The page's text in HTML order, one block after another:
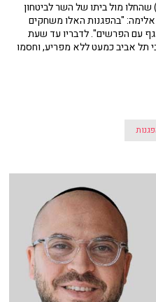
מול ביתו של השר לביטחון
"בהפגנות האלו משחקים
עם הפרשים". לדבריו עד שעת
תל אביב כמעט ללא מפריע, וחסמו